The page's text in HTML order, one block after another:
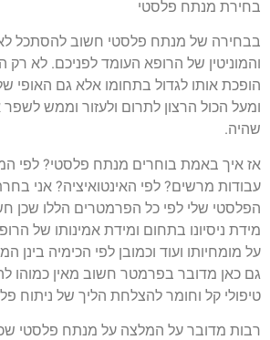
בחירת מנתח פלסטי
בבחירה של מנתח פלסטי חשוב להסתכל
והמוניטין של הרופא העומד לפניכם. לא
הופכת אותו לגדול בתחומו אלא גם האופי
ומעל הכול הרצון לתרום ולעזור וממש
שהיה.
אז איך באמת בוחרים מנתח פלסטי? לפי
עבודות מרשים? לפי האינטואיציה? אני
הפלסטי שלי לפי כל הפרמטרים הללו שכן
מידת ניסיונו בתחום ומידת אמינותו של
על מומחיותו ועוד וכמובן לפי הכימיה בינן
גם כאן מדובר בפרמטר חשוב מאין כמוהו
טיפולי קל וחומר להצלחת הליך של ניתוח
רבות מדובר על המלצה על מנתח פלסטי שכן